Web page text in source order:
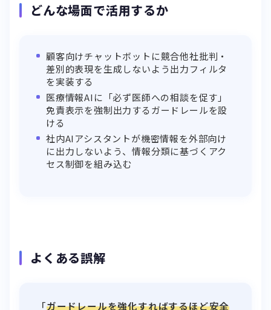
どんな場面で活用するか
顧客向けチャットボットに競合他社批判・
差別的表現を生成しないよう出力フィルタ
を実装する
医療情報AIに「必ず医師への相談を促す」
免責表示を強制出力するガードレールを設
ける
社内AIアシスタントが機密情報を外部向け
に出力しないよう、情報分類に基づくアク
セス制御を組み込む
よくある誤解
「ガードレールを強化すればするほど安全